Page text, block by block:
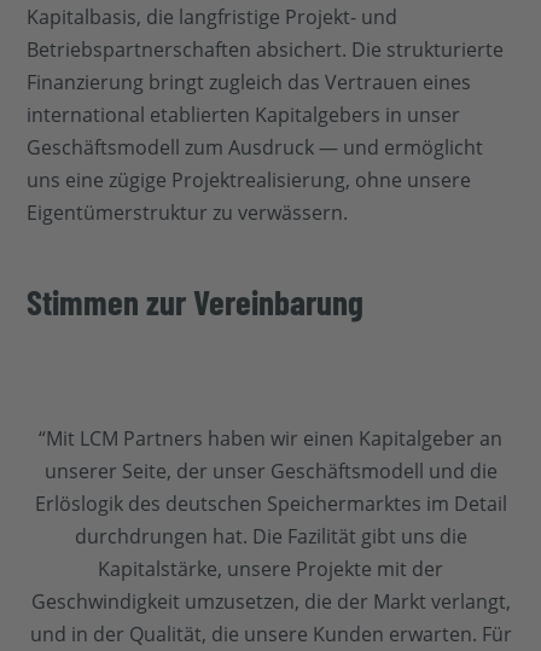
Kapitalbasis, die langfristige Projekt- und
Betriebspartnerschaften absichert. Die strukturierte
Finanzierung bringt zugleich das Vertrauen eines
international etablierten Kapitalgebers in unser
Geschäftsmodell zum Ausdruck — und ermöglicht
uns eine zügige Projektrealisierung, ohne unsere
Eigentümerstruktur zu verwässern.
Stimmen zur Vereinbarung
“Mit LCM Partners haben wir einen Kapitalgeber an
unserer Seite, der unser Geschäftsmodell und die
Erlöslogik des deutschen Speichermarktes im Detail
durchdrungen hat. Die Fazilität gibt uns die
Kapitalstärke, unsere Projekte mit der
Geschwindigkeit umzusetzen, die der Markt verlangt,
und in der Qualität, die unsere Kunden erwarten. Für